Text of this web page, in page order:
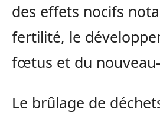
des effets nocifs
fertilité, le
fœtus et du
Le brûlage de